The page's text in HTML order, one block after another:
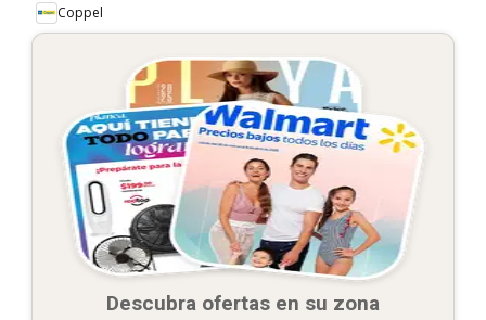
Coppel
Descubra ofertas en su zona